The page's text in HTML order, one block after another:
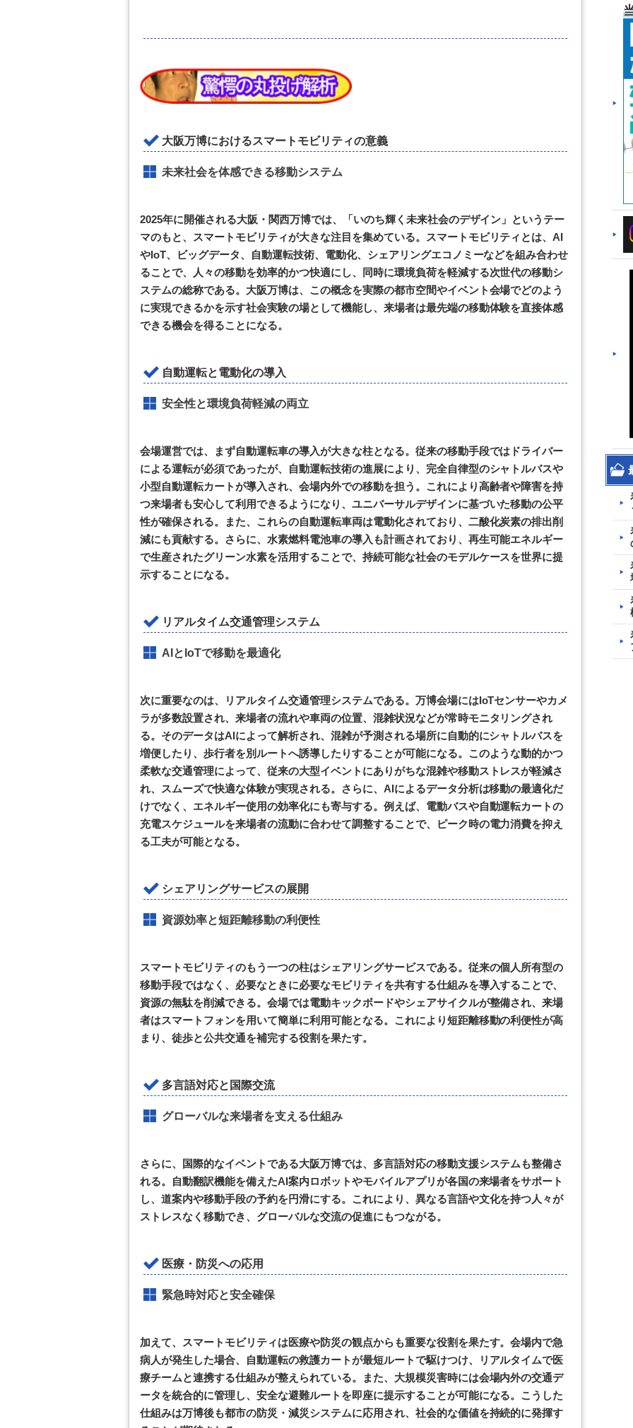
大阪万博におけるスマートモビリティの意義
未来社会を体感できる移動システム
2025年に開催される大阪・関西万博では、「いのち輝く未来社会のデザイン」というテー
マのもと、スマートモビリティが大きな注目を集めている。スマートモビリティとは、AI
やIoT、ビッグデータ、自動運転技術、電動化、シェアリングエコノミーなどを組み合わせ
ることで、人々の移動を効率的かつ快適にし、同時に環境負荷を軽減する次世代の移動シ
ステムの総称である。大阪万博は、この概念を実際の都市空間やイベント会場でどのよう
に実現できるかを示す社会実験の場として機能し、来場者は最先端の移動体験を直接体感
できる機会を得ることになる。
自動運転と電動化の導入
安全性と環境負荷軽減の両立
会場運営では、まず自動運転車の導入が大きな柱となる。従来の移動手段ではドライバー
による運転が必須であったが、自動運転技術の進展により、完全自律型のシャトルバスや
小型自動運転カートが導入され、会場内外での移動を担う。これにより高齢者や障害を持
つ来場者も安心して利用できるようになり、ユニバーサルデザインに基づいた移動の公平
性が確保される。また、これらの自動運転車両は電動化されており、二酸化炭素の排出削
減にも貢献する。さらに、水素燃料電池車の導入も計画されており、再生可能エネルギー
で生産されたグリーン水素を活用することで、持続可能な社会のモデルケースを世界に提
示することになる。
リアルタイム交通管理システム
AIとIoTで移動を最適化
次に重要なのは、リアルタイム交通管理システムである。万博会場にはIoTセンサーやカメ
ラが多数設置され、来場者の流れや車両の位置、混雑状況などが常時モニタリングされ
る。そのデータはAIによって解析され、混雑が予測される場所に自動的にシャトルバスを
増便したり、歩行者を別ルートへ誘導したりすることが可能になる。このような動的かつ
柔軟な交通管理によって、従来の大型イベントにありがちな混雑や移動ストレスが軽減さ
れ、スムーズで快適な体験が実現される。さらに、AIによるデータ分析は移動の最適化だ
けでなく、エネルギー使用の効率化にも寄与する。例えば、電動バスや自動運転カートの
充電スケジュールを来場者の流動に合わせて調整することで、ピーク時の電力消費を抑え
る工夫が可能となる。
シェアリングサービスの展開
資源効率と短距離移動の利便性
スマートモビリティのもう一つの柱はシェアリングサービスである。従来の個人所有型の
移動手段ではなく、必要なときに必要なモビリティを共有する仕組みを導入することで、
資源の無駄を削減できる。会場では電動キックボードやシェアサイクルが整備され、来場
者はスマートフォンを用いて簡単に利用可能となる。これにより短距離移動の利便性が高
まり、徒歩と公共交通を補完する役割を果たす。
多言語対応と国際交流
グローバルな来場者を支える仕組み
さらに、国際的なイベントである大阪万博では、多言語対応の移動支援システムも整備さ
れる。自動翻訳機能を備えたAI案内ロボットやモバイルアプリが各国の来場者をサポート
し、道案内や移動手段の予約を円滑にする。これにより、異なる言語や文化を持つ人々が
ストレスなく移動でき、グローバルな交流の促進にもつながる。
医療・防災への応用
緊急時対応と安全確保
加えて、スマートモビリティは医療や防災の観点からも重要な役割を果たす。会場内で急
病人が発生した場合、自動運転の救護カートが最短ルートで駆けつけ、リアルタイムで医
療チームと連携する仕組みが整えられている。また、大規模災害時には会場内外の交通デ
ータを統合的に管理し、安全な避難ルートを即座に提示することが可能になる。こうした
仕組みは万博後も都市の防災・減災システムに応用され、社会的な価値を持続的に発揮す